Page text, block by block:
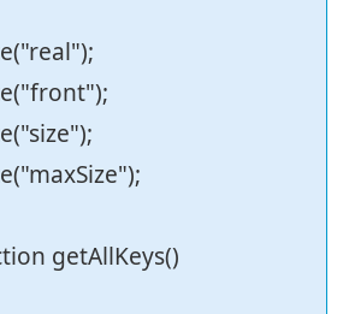
getAllKeys()